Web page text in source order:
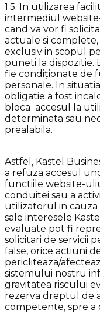
1.5. In utilizarea
intermediul
cand va vor fi
actuale si
exclusiv in scopul
puneti la dispozitie.
fie condiţionate de
personale. In
obligatie a fost
bloca accesul la
determinata sau
prealabila.
Astfel, Kastel
a refuza accesul
functiile website-
conduitei sau a
utilizatorul in
sale interesele
evaluate pot fi
solicitari de servicii
false, orice actiuni
pericliteaza/
sistemului nostru
gravitatea riscului
rezerva dreptul de
competente, spre a